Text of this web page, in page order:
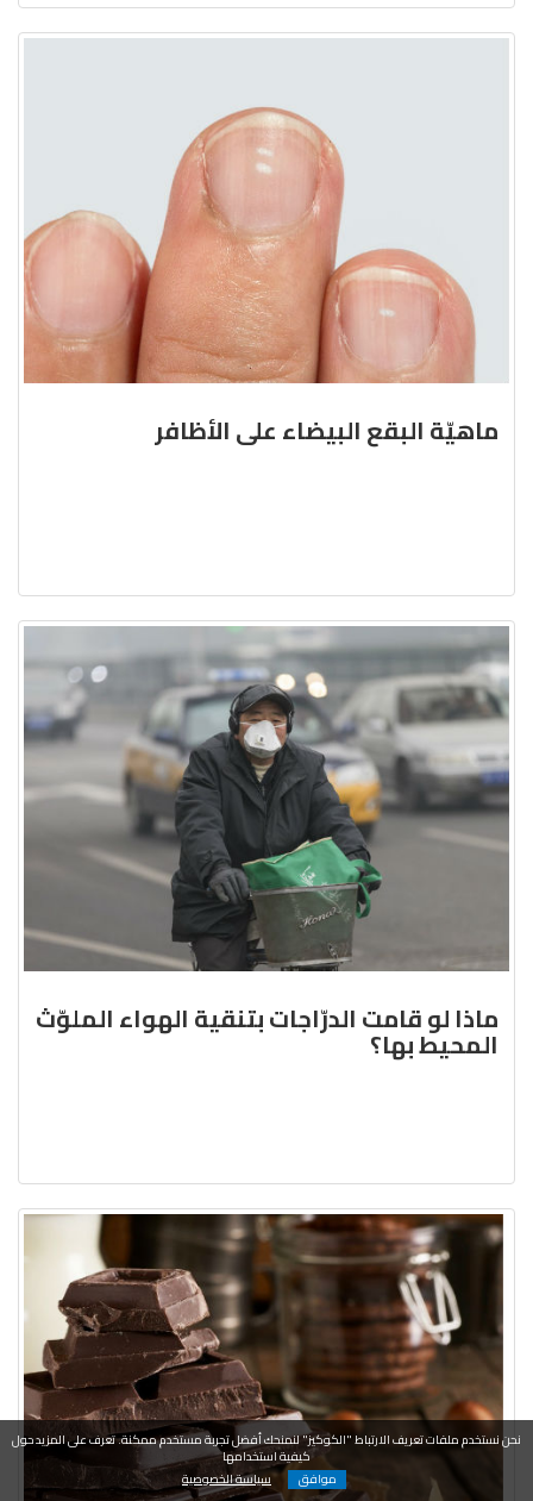
ماهيّة البقع البيضاء على الأظافر
ماذا لو قامت الدرّاجات بتنقية الهواء الملوّث
المحيط بها؟
نحن نستخدم ملفات تعريف الارتباط "الكوكيز" لنمنحك أفضل تجربة مستخدم ممكنة. تعرف على المزيد حول
كيفية استخدامها
موافق
سياسة الخصوصية